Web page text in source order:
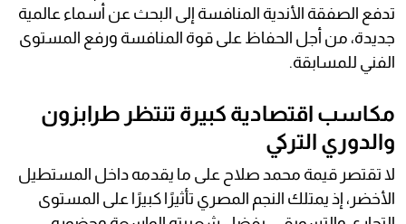
تدفع الصفقة الأندية المنافسة إلى البحث عن أسماء عالمية
جديدة، من أجل الحفاظ على قوة المنافسة ورفع المستوى
الفني للمسابقة.
مكاسب اقتصادية كبيرة تنتظر طرابزون
والدوري التركي
لا تقتصر قيمة محمد صلاح على ما يقدمه داخل المستطيل
الأخضر، إذ يمتلك النجم المصري تأثيرًا كبيرًا على المستوى